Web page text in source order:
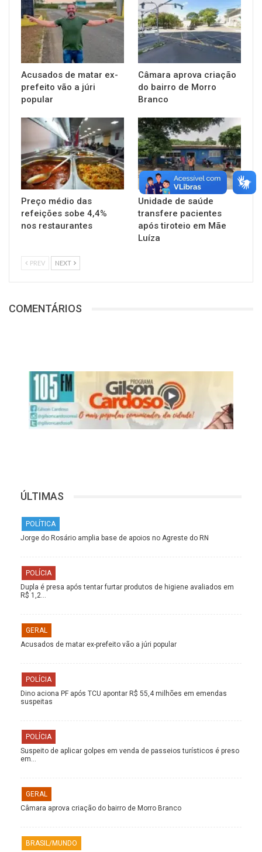
Acusados de matar ex-
prefeito vão a júri
popular
Câmara aprova criação
do bairro de Morro
Branco
Preço médio das
refeições sobe 4,4%
nos restaurantes
Unidade de saúde
transfere pacientes
após tiroteio em Mãe
Luíza
PREV NEXT
COMENTÁRIOS
ÚLTIMAS
POLÍTICA
Jorge do Rosário amplia base de apoios no Agreste do RN
POLÍCIA
Dupla é presa após tentar furtar produtos de higiene avaliados em
R$ 1,2…
GERAL
Acusados de matar ex-prefeito vão a júri popular
POLÍCIA
Dino aciona PF após TCU apontar R$ 55,4 milhões em emendas
suspeitas
POLÍCIA
Suspeito de aplicar golpes em venda de passeios turísticos é preso
em…
GERAL
Câmara aprova criação do bairro de Morro Branco
BRASIL/MUNDO